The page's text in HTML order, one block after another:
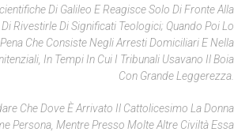
Di Galileo E Reagisce Solo Di Fronte Alla
Rivestirle Di Significati Teologici; Quando Poi Lo
Che Consiste Negli Arresti Domiciliari E Nella
In Tempi In Cui I Tribunali Usavano Il Boia
Con Grande Leggerezza.
Che Dove È Arrivato Il Cattolicesimo La Donna
Persona, Mentre Presso Molte Altre Civiltà Essa